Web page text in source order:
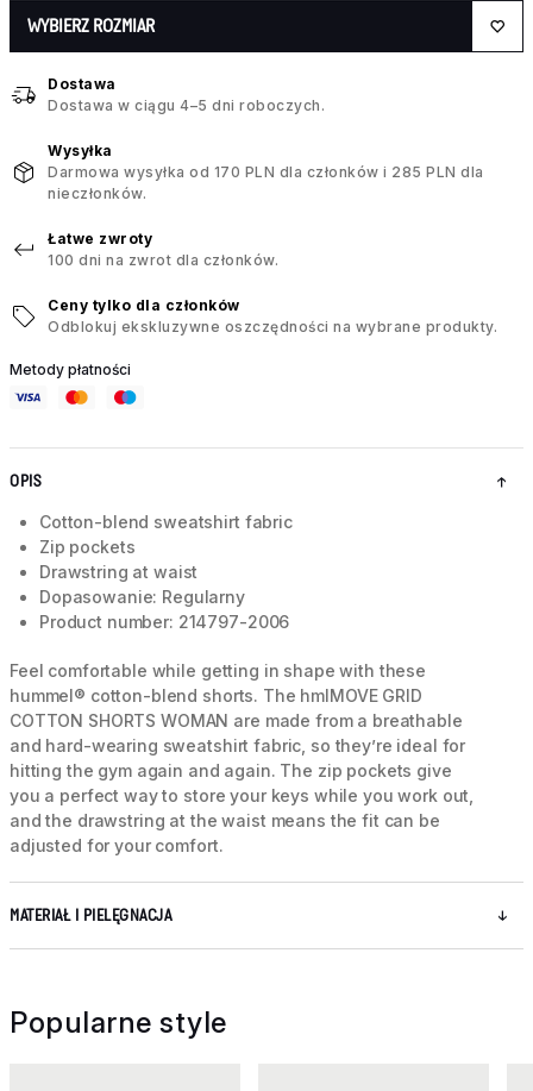
WYBIERZ ROZMIAR
Dostawa
Dostawa w ciągu 4–5 dni roboczych.
Wysyłka
Darmowa wysyłka od 170 PLN dla członków i 285 PLN dla
nieczłonków.
Łatwe zwroty
100 dni na zwrot dla członków.
Ceny tylko dla członków
Odblokuj ekskluzywne oszczędności na wybrane produkty.
Metody płatności
OPIS
Cotton-blend sweatshirt fabric
Zip pockets
Drawstring at waist
Dopasowanie: Regularny
Product number: 214797-2006
Feel comfortable while getting in shape with these
hummel® cotton-blend shorts. The hmlMOVE GRID
COTTON SHORTS WOMAN are made from a breathable
and hard-wearing sweatshirt fabric, so they’re ideal for
hitting the gym again and again. The zip pockets give
you a perfect way to store your keys while you work out,
and the drawstring at the waist means the fit can be
adjusted for your comfort.
MATERIAŁ I PIELĘGNACJA
Popularne style